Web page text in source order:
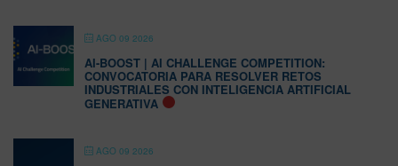
AGO 09 2026
AI-BOOST | AI CHALLENGE COMPETITION:
CONVOCATORIA PARA RESOLVER RETOS
INDUSTRIALES CON INTELIGENCIA ARTIFICIAL
GENERATIVA
AGO 09 2026